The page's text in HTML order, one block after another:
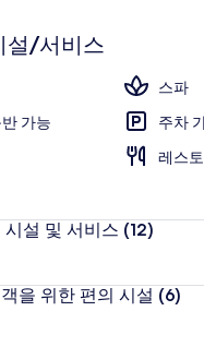
설/서비스
스파
가능
주차
레스
시설 및 서비스 (12)
을 위한 편의 시설 (6)